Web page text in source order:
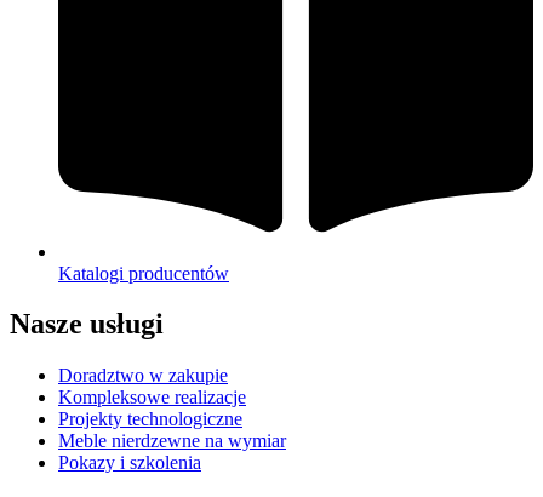
Katalogi producentów
Nasze usługi
Doradztwo w zakupie
Kompleksowe realizacje
Projekty technologiczne
Meble nierdzewne na wymiar
Pokazy i szkolenia